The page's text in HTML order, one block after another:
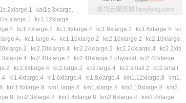
kai1s.3xlarge.
kc1.12xlarge.
kc1.4xlarge.2 kc1.4xlarge.4 kc1.6xlarge.2 kc1.6xlarge.4
kc
。kc1.large.4。kc1.15xlarge.2 kc2.10xlarge.2
kc2.10xlarge.
kc2.20xlarge.4 kc2.24xlarge.2 kc2.24xlarge.4
kc2.2xla
kc2.40xlarge.2 kc2.40xlarge.2.physical
kc2.40xlarge.
kc2.8xlarge.4 kc2.large.2 kc2.large.4 kc2.small.2
kc2.small.
ki1.4xlarge.4 ki1.6xlarge.4 ki1.8xlarge.4 km1.12xlarge.8
km1.
km1.8xlarge.8 km1.large.8 km1.xlarge.8 km2.10xlarge.8
km2.
km2.3xlarge.8 km2.4xlarge.8 km2.6xlarge.8
km2.8xlarge.